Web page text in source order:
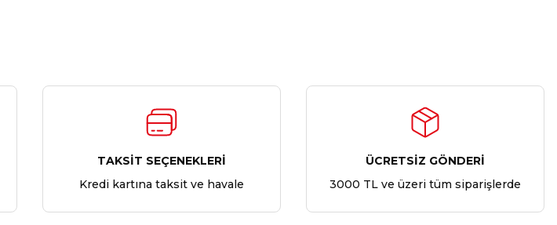
Yorum Yaz
Soru Sor
TAKSİT SEÇENEKLERİ
Kredi kartına taksit ve havale
ÜCRETSİZ GÖNDERİ
3000 TL ve üzeri tüm siparişlerde